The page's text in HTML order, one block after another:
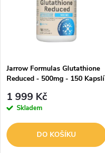
Jarrow Formulas Glutathione
Reduced - 500mg - 150 Kapslí
1 999 Kč
Skladem
DO KOŠÍKU